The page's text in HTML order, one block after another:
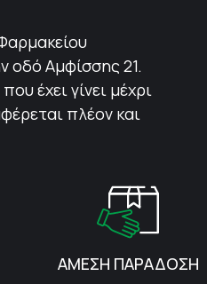
οδό Αμφίσσης 21.
έχει γίνει μέχρι
πλέον και
ΑΜΕΣΗ ΠΑΡΑΔΟΣΗ